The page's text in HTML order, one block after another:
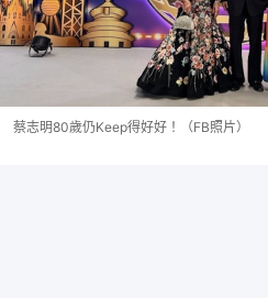
蔡志明80歲仍Keep得好好！（FB照片）